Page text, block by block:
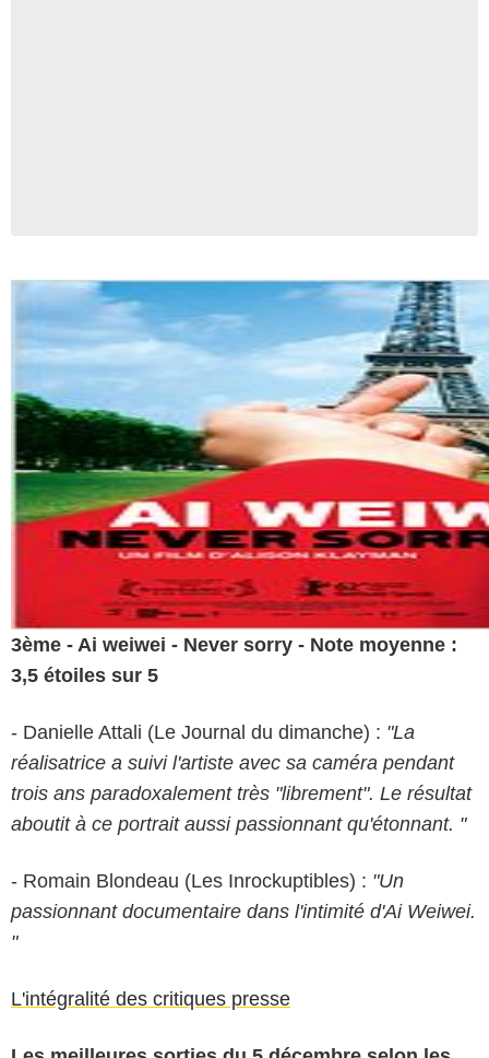
3ème - Ai weiwei - Never sorry - Note moyenne :
3,5 étoiles sur 5
- Danielle Attali (Le Journal du dimanche) : "La
réalisatrice a suivi l'artiste avec sa caméra pendant
trois ans paradoxalement très "librement". Le résultat
aboutit à ce portrait aussi passionnant qu'étonnant. "
- Romain Blondeau (Les Inrockuptibles) : "Un
passionnant documentaire dans l'intimité d'Ai Weiwei.
"
L'intégralité des critiques presse